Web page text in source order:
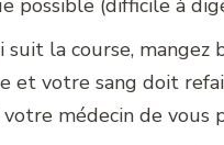
possible (difficile à
la course, mangez
et votre sang doit
médecin de vous